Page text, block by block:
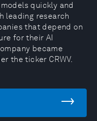
quickly and
leading research
that depend on
for their AI
became
the ticker CRWV.